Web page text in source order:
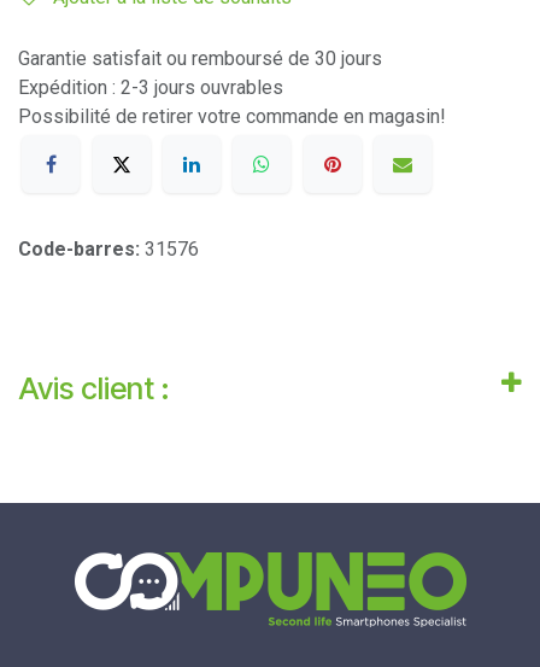
Garantie satisfait ou remboursé de 30 jours
Expédition : 2-3 jours ouvrables
Possibilité de retirer votre commande en magasin!
Code-barres: 31576
Avis client :